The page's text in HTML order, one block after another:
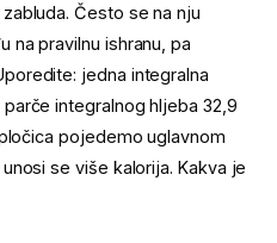
Često se na nju
na pravilnu ishranu, pa
jedna integralna
integralnog hljeba 32,9
pojedemo uglavnom
se više kalorija. Kakva je